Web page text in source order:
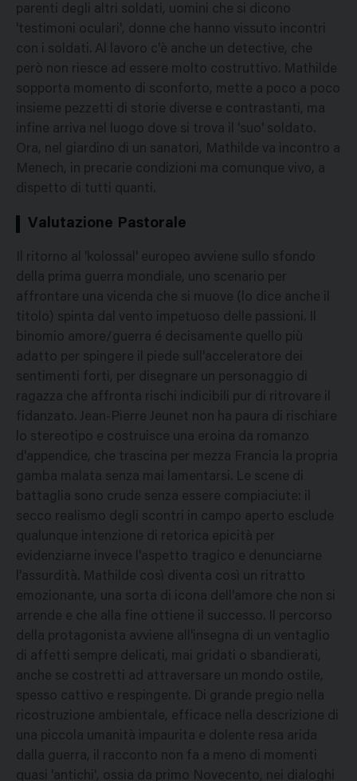
parenti degli altri soldati, uomini che si dicono
'testimoni oculari', donne che hanno vissuto incontri
con i soldati. Al lavoro c'è anche un detective, che
però non riesce ad essere molto costruttivo. Mathilde
sopporta momento di sconforto, mette a poco a poco
insieme pezzetti di storie diverse e contrastanti, ma
infine arriva nel luogo dove si trova il 'suo' soldato.
Ora, nel giardino di un sanatori, Mathilde va incontro a
Menech, in precarie condizioni ma comunque vivo, a
dispetto di tutti quanti.
Valutazione Pastorale
Il ritorno al 'kolossal' europeo avviene sullo sfondo
della prima guerra mondiale, uno scenario per
affrontare una vicenda che si muove (lo dice anche il
titolo) spinta dal vento impetuoso delle passioni. Il
binomio amore/guerra é decisamente quello più
adatto per spingere il piede sull'acceleratore dei
sentimenti forti, per disegnare un personaggio di
ragazza che affronta rischi indicibili pur di ritrovare il
fidanzato. Jean-Pierre Jeunet non ha paura di rischiare
lo stereotipo e costruisce una eroina da romanzo
d'appendice, che trascina per mezza Francia la propria
gamba malata senza mai lamentarsi. Le scene di
battaglia sono crude senza essere compiaciute: il
secco realismo degli scontri in campo aperto esclude
qualunque intenzione di retorica epicità per
evidenziarne invece l'aspetto tragico e denunciarne
l'assurdità. Mathilde così diventa così un ritratto
emozionante, una sorta di icona dell'amore che non si
arrende e che alla fine ottiene il successo. Il percorso
della protagonista avviene all'insegna di un ventaglio
di affetti sempre delicati, mai gridati o sbandierati,
anche se costretti ad attraversare un mondo ostile,
spesso cattivo e respingente. Di grande pregio nella
ricostruzione ambientale, efficace nella descrizione di
una piccola umanità impaurita e dolente resa arida
dalla guerra, il racconto non fa a meno di momenti
quasi 'antichi', ossia da primo Novecento, nei dialoghi